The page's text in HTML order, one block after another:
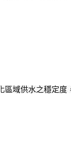
區域供水之穩定